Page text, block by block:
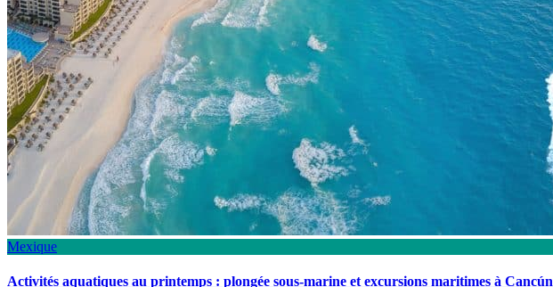
Mexique
Activités aquatiques au printemps : plongée sous-marine et excursions maritimes à Cancún